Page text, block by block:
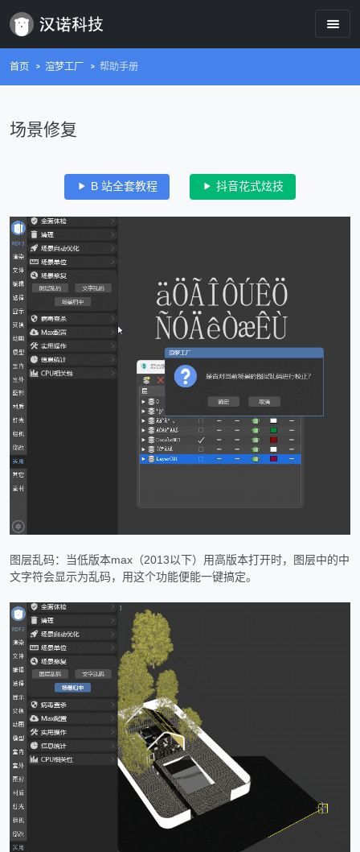
首页 渲梦工厂 帮助手册
场景修复
B 站全套教程 抖音花式炫技
图层乱码：当低版本max（2013以下）用高版本打开时，图层中的中
文字符会显示为乱码，用这个功能便能一键搞定。